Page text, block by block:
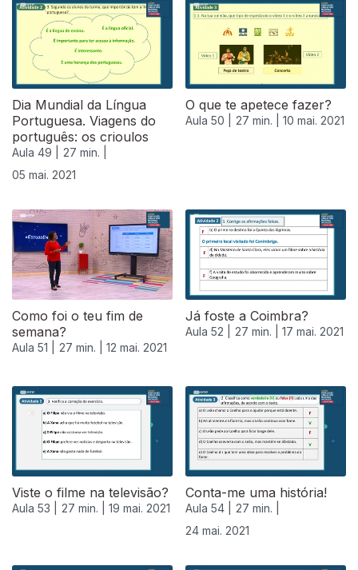
Dia Mundial da Língua
Portuguesa. Viagens do
português: os crioulos
Aula 49 |
27 min. |
05 mai. 2021
O que te apetece fazer?
Aula 50 | 27 min. | 10 mai. 2021
Como foi o teu fim de
semana?
Aula 51 | 27 min. | 12 mai. 2021
Já foste a Coimbra?
Aula 52 | 27 min. | 17 mai. 2021
Viste o filme na televisão?
Aula 53 | 27 min. | 19 mai. 2021
Conta-me uma história!
Aula 54 |
27 min. |
24 mai. 2021